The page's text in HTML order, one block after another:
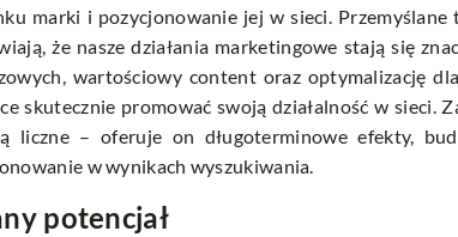
marki i pozycjonowanie jej w sieci. Przemyślane
że nasze działania marketingowe stają się
wartościowy content oraz optymalizację
skutecznie promować swoją działalność w sieci.
liczne – oferuje on długoterminowe efekty,
w wynikach wyszukiwania.
potencjał